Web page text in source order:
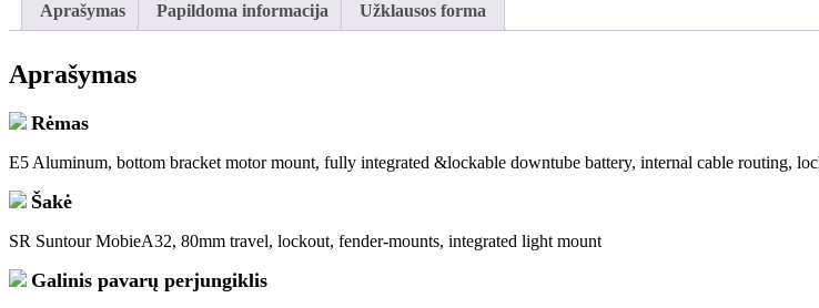
Aprašymas Papildoma informacija Užklausos forma
Aprašymas
Rėmas
E5 Aluminum, bottom bracket motor mount, fully integrated &lockable downtube battery, internal cable routing,
Šakė
SR Suntour MobieA32, 80mm travel, lockout, fender-mounts, integrated light mount
Galinis pavarų perjungiklis